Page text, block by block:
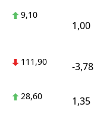
9,10
1,00
111,90 -3,78
28,60 1,35